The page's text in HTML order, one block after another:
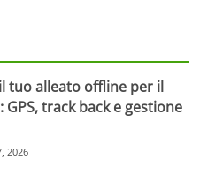
tuo alleato offline per il
GPS, track back e gestione
2026